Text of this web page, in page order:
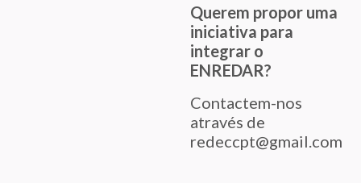
Querem propor uma
iniciativa para
integrar o
ENREDAR?
Contactem-nos
através de
redeccpt@gmail.com